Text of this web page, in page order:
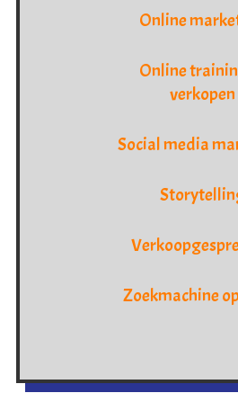
Online
Online
verkopen
Social media
Zoekmachine